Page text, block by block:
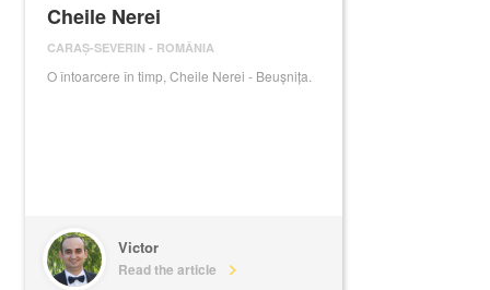
Cheile Nerei
CARAȘ-SEVERIN - ROMÂNIA
O întoarcere în timp, Cheile Nerei - Beușnița.
Victor
Read the article